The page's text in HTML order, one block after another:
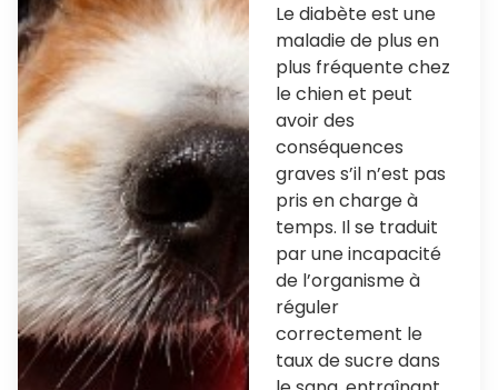
Le diabète est une
maladie de plus en
plus fréquente chez
le chien et peut
avoir des
conséquences
graves s’il n’est pas
pris en charge à
temps. Il se traduit
par une incapacité
de l’organisme à
réguler
correctement le
taux de sucre dans